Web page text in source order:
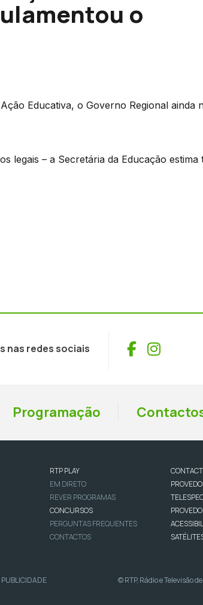
o
Educativa, o Governo Regional ainda
legais – a Secretária da Educação estima
nas redes sociais Facebook
Programação
RTP PLAY
EM DIRETO
REVER PROGRAMAS
CONCURSOS
PERGUNTAS FREQUENTES
CONTACTOS
PUBLICIDADE © RTP, Rádio e Televisão